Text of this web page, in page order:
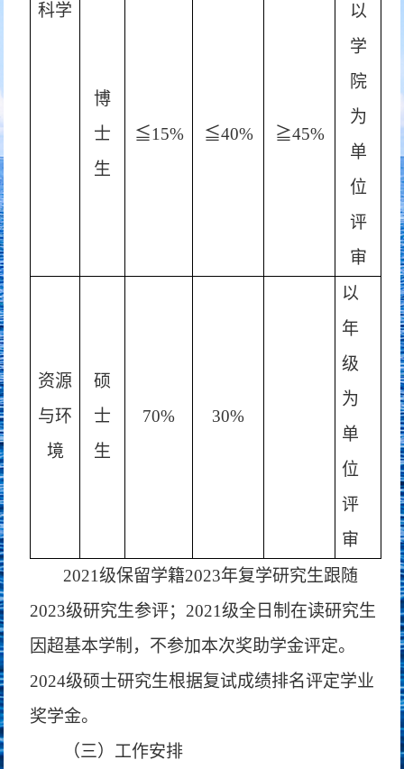
科学
博
士
生
≦15% ≦40% ≧45%
以
学
院
为
单
位
评
审
资源
与环
境
硕
士
生
70% 30%
以
年
级
为
单
位
评
审
2021级保留学籍2023年复学研究生跟随
2023级研究生参评；2021级全日制在读研究生
因超基本学制，不参加本次奖助学金评定。
2024级硕士研究生根据复试成绩排名评定学业
奖学金。
（三）工作安排